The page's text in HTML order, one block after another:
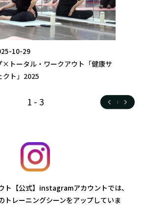
10-29
×トータル・ワークアウト「健康サ
クト」2025
1 - 3
ト【公式】instagramアカウントでは、
トレーニングシーンをアップしていま